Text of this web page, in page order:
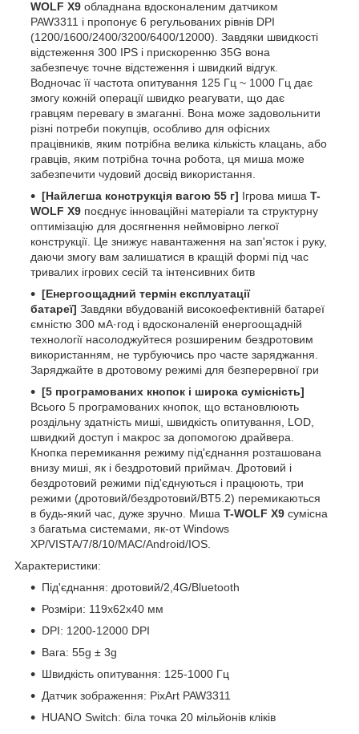
WOLF X9 обладнана вдосконаленим датчиком
PAW3311 і пропонує 6 регульованих рівнів DPI
(1200/1600/2400/3200/6400/12000). Завдяки швидкості
відстеження 300 IPS і прискоренню 35G вона
забезпечує точне відстеження і швидкий відгук.
Водночас її частота опитування 125 Гц ~ 1000 Гц дає
змогу кожній операції швидко реагувати, що дає
гравцям перевагу в змаганні. Вона може задовольнити
різні потреби покупців, особливо для офісних
працівників, яким потрібна велика кількість клацань, або
гравців, яким потрібна точна робота, ця миша може
забезпечити чудовий досвід використання.
[Найлегша конструкція вагою 55 г] Ігрова миша T-
WOLF X9 поєднує інноваційні матеріали та структурну
оптимізацію для досягнення неймовірно легкої
конструкції. Це знижує навантаження на зап'ясток і руку,
даючи змогу вам залишатися в кращій формі під час
тривалих ігрових сесій та інтенсивних битв
[Енергоощадний термін експлуатації
батареї] Завдяки вбудованій високоефективній батареї
ємністю 300 мА·год і вдосконаленій енергоощадній
технології насолоджуйтеся розширеним бездротовим
використанням, не турбуючись про часте заряджання.
Заряджайте в дротовому режимі для безперервної гри
[5 програмованих кнопок і широка сумісність]
Всього 5 програмованих кнопок, що встановлюють
роздільну здатність миші, швидкість опитування, LOD,
швидкий доступ і макрос за допомогою драйвера.
Кнопка перемикання режиму під'єднання розташована
внизу миші, як і бездротовий приймач. Дротовий і
бездротовий режими під'єднуються і працюють, три
режими (дротовий/бездротовий/BT5.2) перемикаються
в будь-який час, дуже зручно. Миша T-WOLF X9 сумісна
з багатьма системами, як-от Windows
XP/VISTA/7/8/10/MAC/Android/IOS.
Характеристики:
Під'єднання: дротовий/2,4G/Bluetooth
Розміри: 119x62x40 мм
DPI: 1200-12000 DPI
Вага: 55g ± 3g
Швидкість опитування: 125-1000 Гц
Датчик зображення: PixArt PAW3311
HUANO Switch: біла точка 20 мільйонів кліків